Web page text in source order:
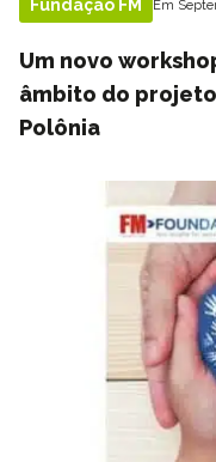
Fundação FM Em
Um novo
âmbito do projeto
Polônia